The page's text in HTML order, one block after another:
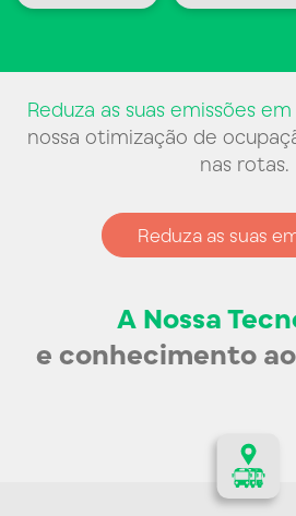
Reduza as suas emissões
nossa otimização de
nas rotas.
Reduza as suas
A Nossa
e conhecimento